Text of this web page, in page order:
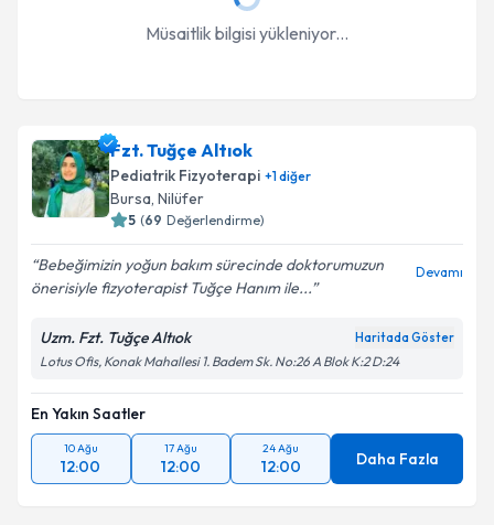
Müsaitlik bilgisi yükleniyor...
Fzt. Tuğçe Altıok
Pediatrik Fizyoterapi +1diğer
Bursa, Nilüfer
5 (69 Değerlendirme)
Bebeğimizin yoğun bakım sürecinde doktorumuzun
önerisiyle fizyoterapist Tuğçe Hanım ile...
Devamı
Uzm. Fzt. Tuğçe Altıok Haritada Göster
Lotus Ofis, Konak Mahallesi 1. Badem Sk. No:26 A Blok K:2 D:24
En Yakın Saatler
10 Ağu
12:00
17 Ağu
12:00
24 Ağu
12:00 Daha Fazla